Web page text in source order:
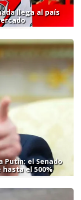
llega al país
Putin: el Senado
el 500%